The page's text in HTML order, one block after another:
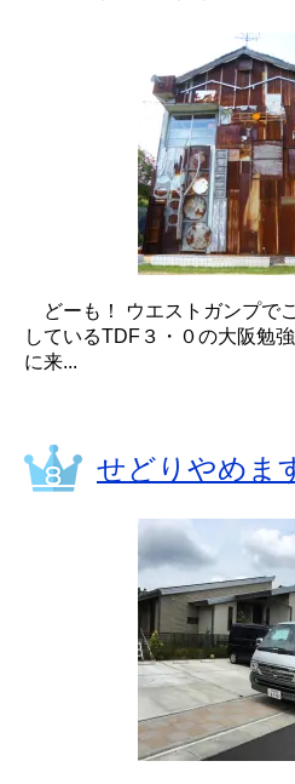
どーも！ ウエストガンプで
しているTDF３・０の大阪勉
に来...
せどりやめま